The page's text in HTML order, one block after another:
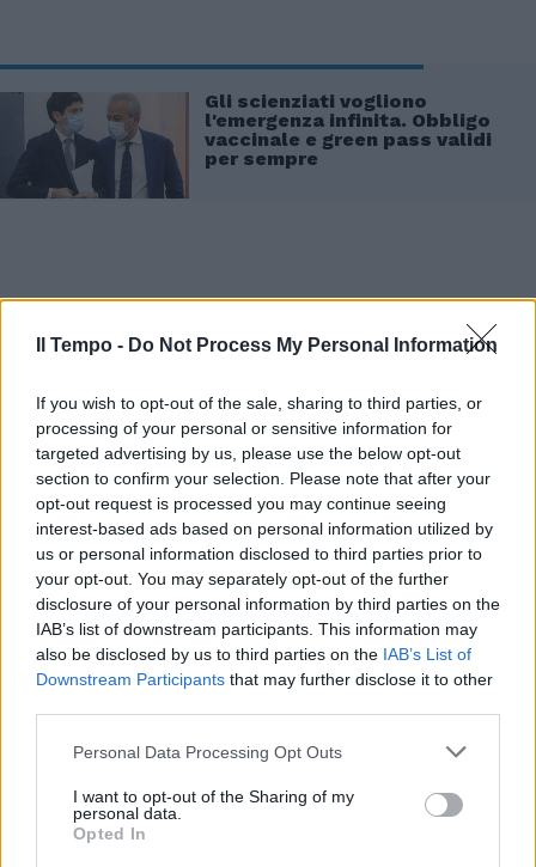
Il Tempo - Do Not Process My Personal Information
If you wish to opt-out of the sale, sharing to third parties, or
processing of your personal or sensitive information for
targeted advertising by us, please use the below opt-out
section to confirm your selection. Please note that after your
opt-out request is processed you may continue seeing
interest-based ads based on personal information utilized by
us or personal information disclosed to third parties prior to
your opt-out. You may separately opt-out of the further
disclosure of your personal information by third parties on the
IAB’s list of downstream participants. This information may
also be disclosed by us to third parties on the IAB’s List of
Downstream Participants that may further disclose it to other
Personal Data Processing Opt Outs
I want to opt-out of the Sharing of my
personal data.
Opted In
Gli scienziati vogliono
l'emergenza infinita. Obbligo
vaccinale e green pass validi
per sempre